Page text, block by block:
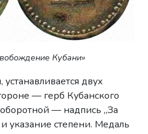
Кубани»
двух
— герб Кубанского
— надпись „За
указание степени. Ме­даль